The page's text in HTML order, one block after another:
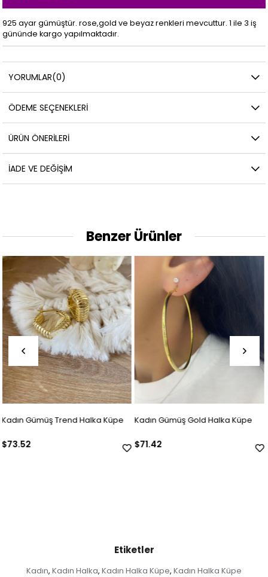
925 ayar gümüştür. rose,gold ve beyaz renkleri mevcuttur. 1 ile 3 iş
gününde kargo yapılmaktadır.
YORUMLAR(0)
ÖDEME SEÇENEKLERI
ÜRÜN ÖNERILERI
İADE VE DEĞIŞIM
Benzer Ürünler
Kadın Gümüş Gold Halka Küpe
$71.42
Kadın Gümüş Zirkon Taşlı
$42.01
Etiketler
Kadın, Kadın Halka, Kadın Halka Küpe, Kadın Halka Küpe